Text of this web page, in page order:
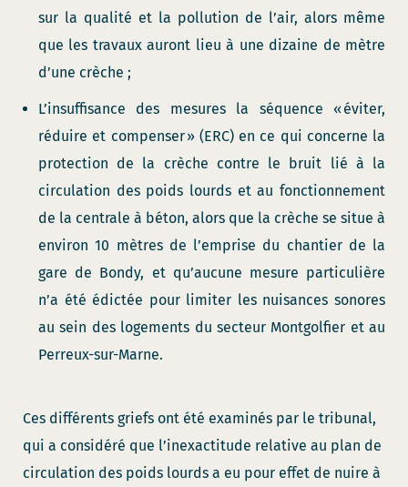
sur la qualité et la pollution de l’air, alors même
que les travaux auront lieu à une dizaine de mètre
d’une crèche ;
L’insuffisance des mesures la séquence « éviter,
réduire et compenser » (ERC) en ce qui concerne la
protection de la crèche contre le bruit lié à la
circulation des poids lourds et au fonctionnement
de la centrale à béton, alors que la crèche se situe à
environ 10 mètres de l’emprise du chantier de la
gare de Bondy, et qu’aucune mesure particulière
n’a été édictée pour limiter les nuisances sonores
au sein des logements du secteur Montgolfier et au
Perreux-sur-Marne.
Ces différents griefs ont été examinés par le tribunal,
qui a considéré que l’inexactitude relative au plan de
circulation des poids lourds a eu pour effet de nuire à